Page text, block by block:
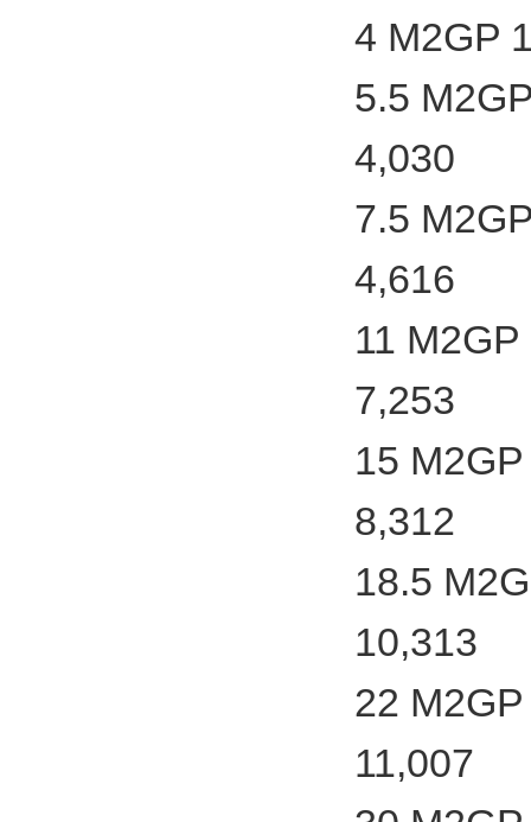
4 M2GP
5.5
4,030
7.5
4,616
11
7,253
15
8,312
18.5
10,313
22
11,007